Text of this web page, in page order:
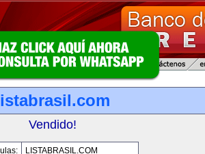
Vendido!
LISTABRASIL.COM